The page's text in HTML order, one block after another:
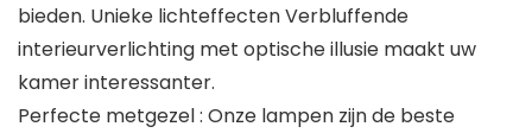
bieden. Unieke lichteffecten Verbluffende
interieurverlichting met optische illusie maakt uw
kamer interessanter.
Perfecte metgezel : Onze lampen zijn de beste